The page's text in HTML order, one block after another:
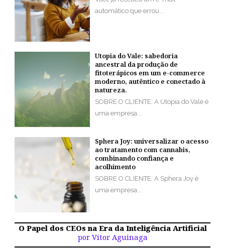
automático que errou...
Utopia do Vale: sabedoria
ancestral da produção de
fitoterápicos em um e-commerce
moderno, autêntico e conectado à
natureza.
SOBRE O CLIENTE: A Utopia do Vale é
uma empresa...
Sphera Joy: universalizar o acesso
ao tratamento com cannabis,
combinando confiança e
acolhimento
SOBRE O CLIENTE: A Sphera Joy é
uma empresa...
O Papel dos CEOs na Era da Inteligência Artificial
por Vitor Aguinaga